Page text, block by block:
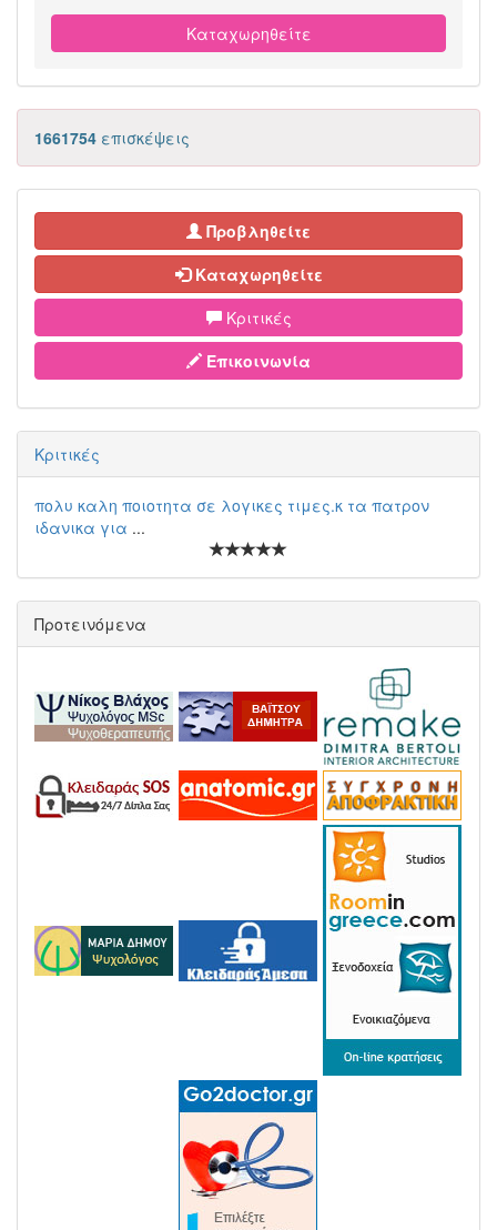
Καταχωρηθείτε
1661754 επισκέψεις
Προβληθείτε
Καταχωρηθείτε
Κριτικές
Επικοινωνία
Κριτικές
πολυ καλη ποιοτητα σε λογικες τιμες.κ τα πατρον
ιδανικα για ...
Προτεινόμενα